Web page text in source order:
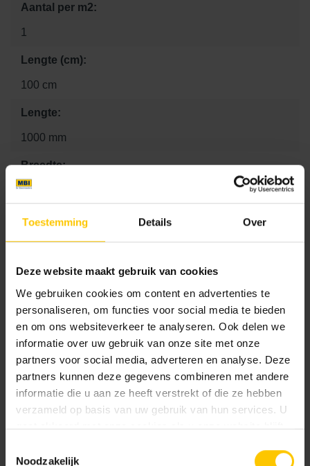
Toestemming Details Over
Deze website maakt gebruik van cookies
We gebruiken cookies om content en advertenties te
personaliseren, om functies voor social media te bieden
en om ons websiteverkeer te analyseren. Ook delen we
informatie over uw gebruik van onze site met onze
partners voor social media, adverteren en analyse. Deze
partners kunnen deze gegevens combineren met andere
informatie die u aan ze heeft verstrekt of die ze hebben
verzameld op basis van uw gebruik van hun services. U
gaat akkoord met onze cookies als u onze website blijft
Noodzakelijk
Aantal per m2:
1
Lengte (cm):
100 cm
Lengte:
1000 mm
Breedte:
0 mm
Hoogte:
0 mm
Prijs Eenheid:
91.57
Kleur
Standaard kleuren